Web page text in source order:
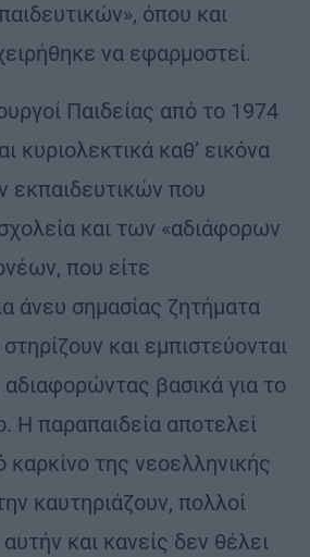
όπου και
να εφαρμοστεί.
Παιδείας από το 1974
κυριολεκτικά καθ’ εικόνα
εκπαιδευτικών που
και των «αδιάφορων
που είτε
άνευ σημασίας ζητήματα
και εμπιστεύονται
αδιαφορώντας βασικά για το
Η παραπαιδεία αποτελεί
καρκίνο της νεοελληνικής
καυτηριάζουν, πολλοί
και κανείς δεν θέλει